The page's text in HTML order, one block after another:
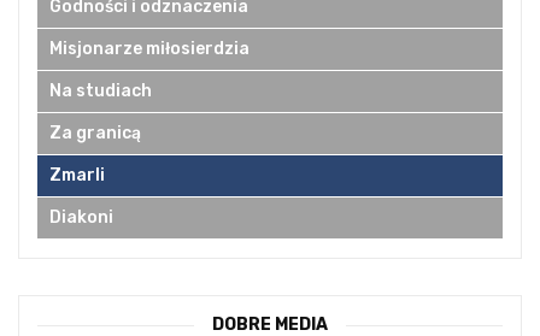
Godności i odznaczenia
Misjonarze miłosierdzia
Na studiach
Za granicą
Zmarli
Diakoni
DOBRE MEDIA